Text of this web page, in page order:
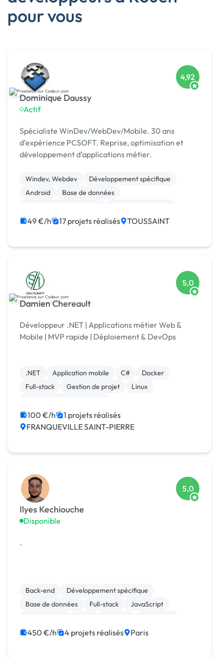
pour vous
Dominique Daussy
Actif
4,92
Spécialiste WinDev/WebDev/Mobile. 30 ans
d’expérience PCSOFT. Reprise, optimisation et
développement d’applications métier.
Windev, Webdev
Développement spécifique
Android
Base de données
Gestion de projet
Paypal
Site E-commerce
49 €/h 17 projets réalisés TOUSSAINT
Damien Chereault
5,0
Développeur .NET | Applications métier Web &
Mobile | MVP rapide | Déploiement & DevOps
.NET Application mobile C#
Docker
Full-stack
Gestion de projet
Linux
100 €/h
1 projets réalisés
FRANQUEVILLE SAINT-PIERRE
Ilyes Kechiouche
Disponible
5,0
.
Back-end
Développement spécifique
Base de données
Full-stack
JavaScript
Node.js
450 €/h 4 projets réalisés Paris